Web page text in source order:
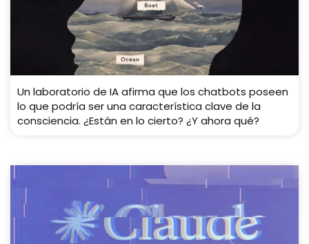
Un laboratorio de IA afirma que los chatbots poseen
lo que podría ser una característica clave de la
consciencia. ¿Están en lo cierto? ¿Y ahora qué?